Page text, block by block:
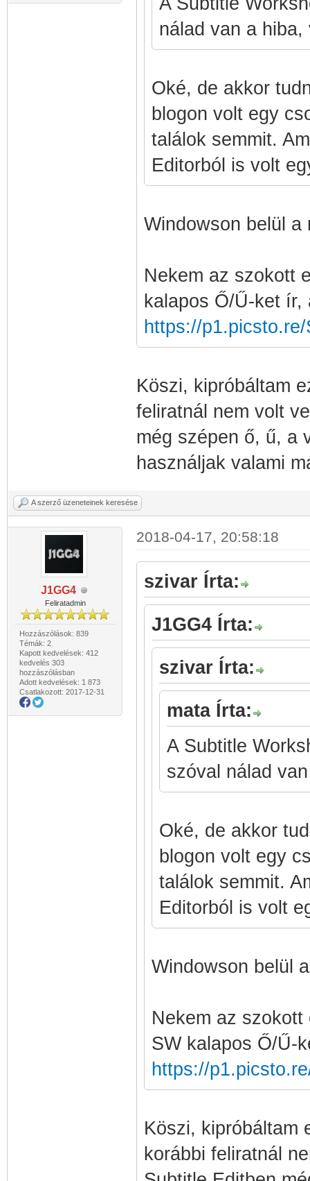
nálad van a
Oké, de akkor
blogon volt egy
találok semmit.
Editorból is volt
Windowson belül a
Nekem az szokott
kalapos Ő/Ű-ket
https://
Köszi, kipróbáltam
feliratnál nem volt
még szépen ő, ű, a
használjak valami
A szerző üzeneteinek keresése
J1GG4
Feliratadmin
Hozzászólások: 839
Témák: 2
Kapott kedvelések: 412
kedvelés 303
hozzászólásban
Adott kedvelések: 1 873
Csatlakozott: 2017-12-31
2018-04-17, 20:58:18
szivar Írta:
J1GG4 Írta:
szivar Írta:
mata Írta:
A Subtitle
szóval nálad
Oké, de akkor
blogon volt egy
találok semmit.
Editorból is volt
Windowson belül
Nekem az
SW kalapos Ő/Ű-
https://
Köszi, kipróbáltam
korábbi feliratnál